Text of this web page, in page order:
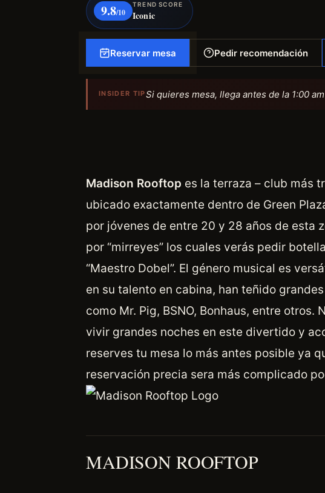
9.8/10
TREND SCORE
Iconic
Reservar mesa Pedir recomendación
INSIDER TIPSi quieres mesa, llega antes de la 1:00
Madison Rooftop es la terraza – club más
ubicado exactamente dentro de Green
por jóvenes de entre 20 y 28 años de esta
por “mirreyes” los cuales verás pedir
“Maestro Dobel”. El género musical es
en su talento en cabina, han teñido
como Mr. Pig, BSNO, Bonhaus, entre otros.
vivir grandes noches en este divertido y
reserves tu mesa lo más antes posible ya
reservación precia sera más complicado
MADISON ROOFTOP